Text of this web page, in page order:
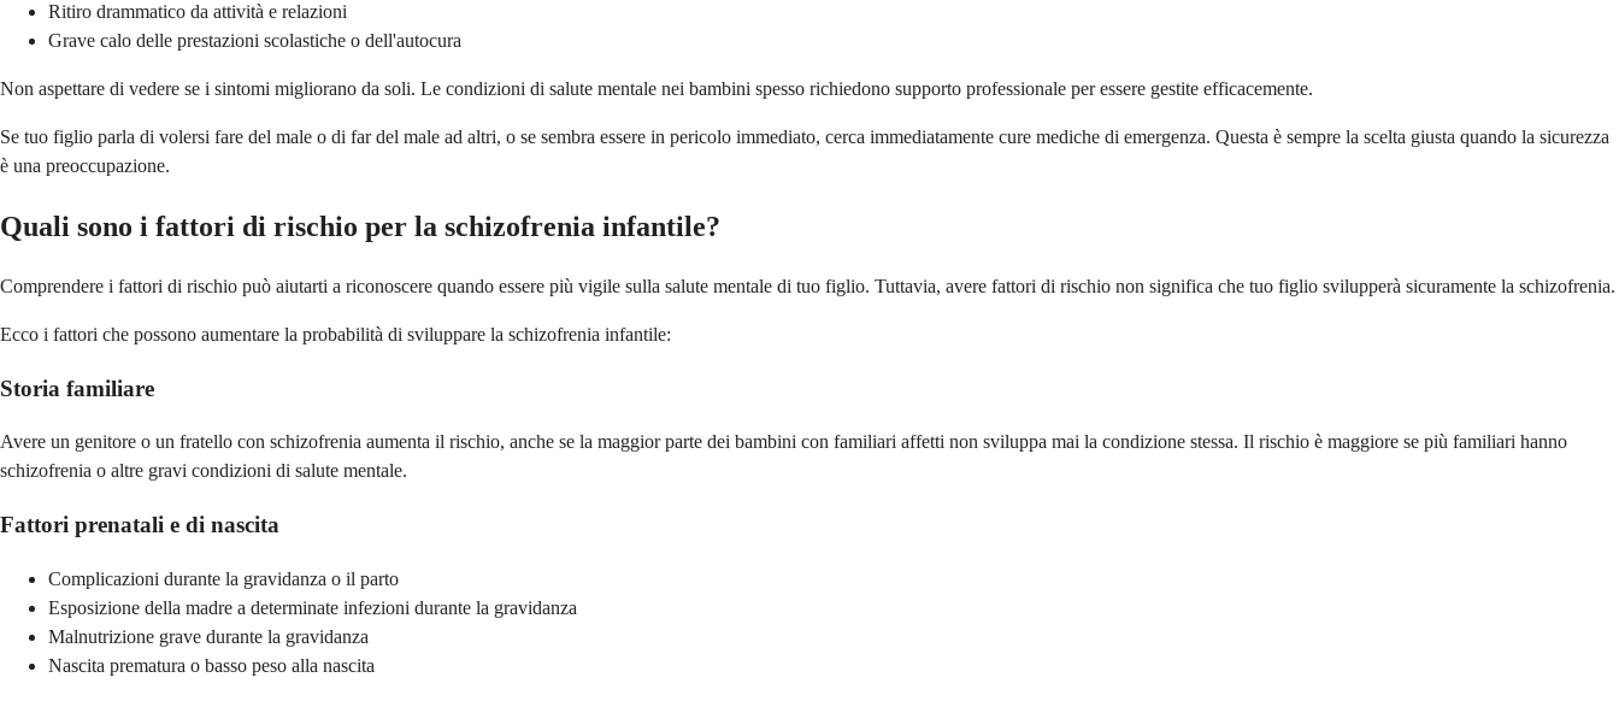
Ritiro drammatico da attività e relazioni
Grave calo delle prestazioni scolastiche o dell'autocura
Non aspettare di vedere se i sintomi migliorano da soli. Le condizioni di salute mentale nei bambini spesso richiedono supporto professionale per essere gestite efficacemente.
Se tuo figlio parla di volersi fare del male o di far del male ad altri, o se sembra essere in pericolo immediato, cerca immediatamente cure mediche di emergenza. Questa è sempre la scelta giusta quando la sicurezza
è una preoccupazione.
Quali sono i fattori di rischio per la schizofrenia infantile?
Comprendere i fattori di rischio può aiutarti a riconoscere quando essere più vigile sulla salute mentale di tuo figlio. Tuttavia, avere fattori di rischio non significa che tuo figlio svilupperà sicuramente la schizofrenia.
Ecco i fattori che possono aumentare la probabilità di sviluppare la schizofrenia infantile:
Storia familiare
Avere un genitore o un fratello con schizofrenia aumenta il rischio, anche se la maggior parte dei bambini con familiari affetti non sviluppa mai la condizione stessa. Il rischio è maggiore se più familiari hanno
schizofrenia o altre gravi condizioni di salute mentale.
Fattori prenatali e di nascita
Complicazioni durante la gravidanza o il parto
Esposizione della madre a determinate infezioni durante la gravidanza
Malnutrizione grave durante la gravidanza
Nascita prematura o basso peso alla nascita